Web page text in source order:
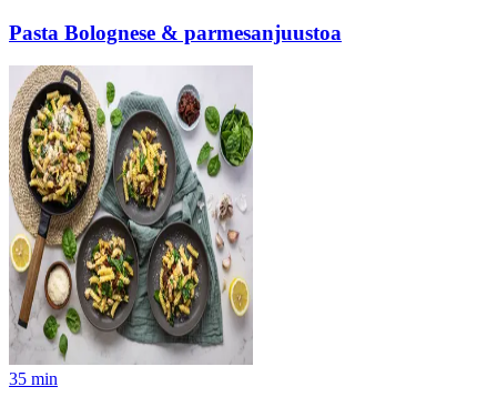
Pasta Bolognese & parmesanjuustoa
35 min